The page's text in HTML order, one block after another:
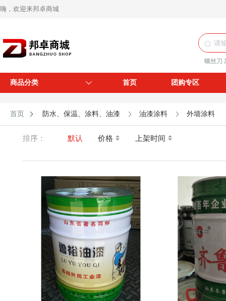
嗨，欢迎来邦卓商城
螺丝刀
商品分类 首页 团购专区
首页 防水、保温、涂料、油漆 油漆涂料 外墙涂料
排序： 默认 价格 上架时间